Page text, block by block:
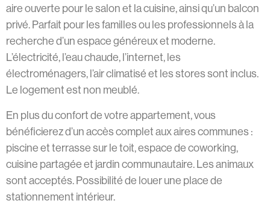
aire ouverte pour le salon et la cuisine, ainsi qu’un balcon
privé. Parfait pour les familles ou les professionnels à la
recherche d’un espace généreux et moderne.
L’électricité, l’eau chaude, l’internet, les
électroménagers, l’air climatisé et les stores sont inclus.
Le logement est non meublé.
En plus du confort de votre appartement, vous
bénéficierez d’un accès complet aux aires communes :
piscine et terrasse sur le toit, espace de coworking,
cuisine partagée et jardin communautaire. Les animaux
sont acceptés. Possibilité de louer une place de
stationnement intérieur.